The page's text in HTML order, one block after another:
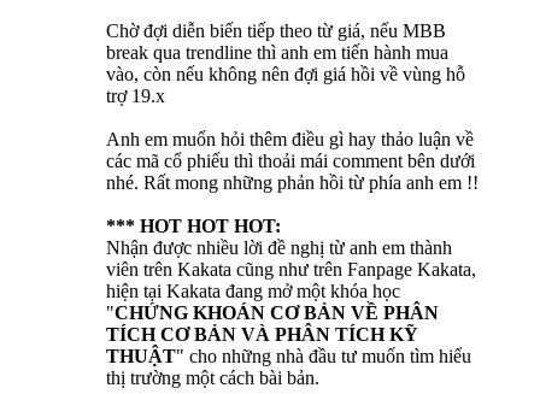
Chờ đợi diễn biến tiếp theo từ giá, nếu MBB
break qua trendline thì anh em tiến hành mua
vào, còn nếu không nên đợi giá hồi về vùng hỗ
trợ 19.x
Anh em muốn hỏi thêm điều gì hay thảo luận về
các mã cổ phiếu thì thoải mái comment bên dưới
nhé. Rất mong những phản hồi từ phía anh em !!
*** HOT HOT HOT:
Nhận được nhiều lời đề nghị từ anh em thành
viên trên Kakata cũng như trên Fanpage Kakata,
hiện tại Kakata đang mở một khóa học
"CHỨNG KHOÁN CƠ BẢN VỀ PHÂN
TÍCH CƠ BẢN VÀ PHÂN TÍCH KỸ
THUẬT" cho những nhà đầu tư muốn tìm hiểu
thị trường một cách bài bản.